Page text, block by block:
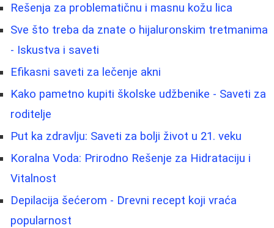
Rešenja za problematičnu i masnu kožu lica
Sve što treba da znate o hijaluronskim tretmanima
- Iskustva i saveti
Efikasni saveti za lečenje akni
Kako pametno kupiti školske udžbenike - Saveti za
roditelje
Put ka zdravlju: Saveti za bolji život u 21. veku
Koralna Voda: Prirodno Rešenje za Hidrataciju i
Vitalnost
Depilacija šećerom - Drevni recept koji vraća
popularnost